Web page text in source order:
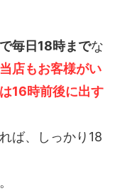
毎日18時までな
当店もお客様がい
16時前後に出す
ば、しっかり18